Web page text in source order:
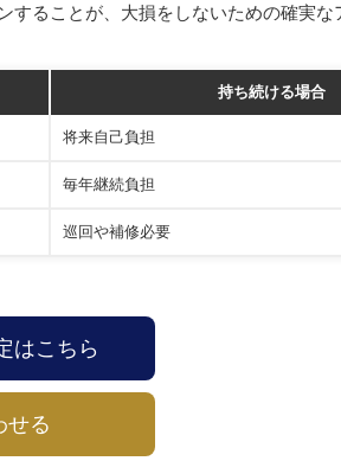
ることが、大損をしないための確実な
持ち続ける場合
将来自己負担
毎年継続負担
巡回や補修必要
はこちら
せる